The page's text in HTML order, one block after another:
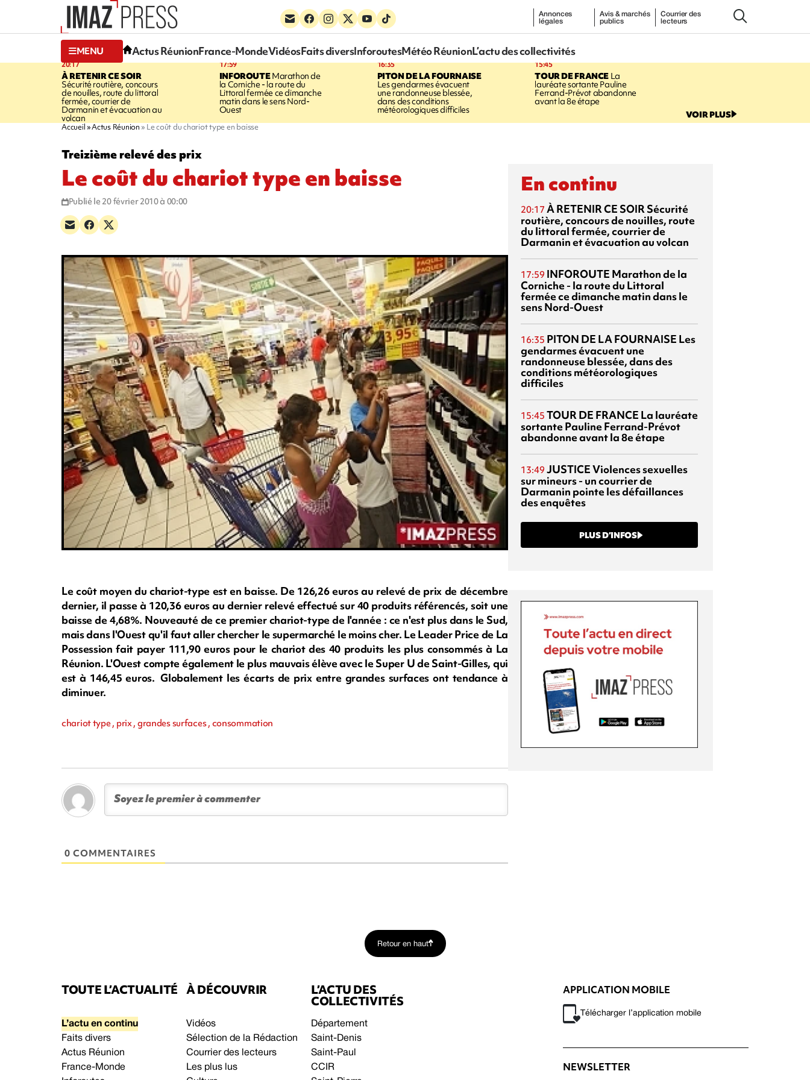
Annonces
légales
Avis & marchés
publics
Courrier des
lecteurs
MENU Actus RéunionFrance-MondeVidéosFaits diversInforoutesMétéo RéunionL’actu des collectivités
20:17
À RETENIR CE SOIR
Sécurité routière, concours
de nouilles, route du littoral
fermée, courrier de
Darmanin et évacuation au
volcan
17:59
INFOROUTEMarathon de
la Corniche - la route du
Littoral fermée ce dimanche
matin dans le sens Nord-
Ouest
16:35
PITON DE LA FOURNAISE
Les gendarmes évacuent
une randonneuse blessée,
dans des conditions
météorologiques difficiles
15:45
TOUR DE FRANCELa
lauréate sortante Pauline
Ferrand-Prévot abandonne
avant la 8e étape
VOIR PLUS
Accueil Actus Réunion Le coût du chariot type en baisse
Treizième relevé des prix
Le coût du chariot type en baisse
Publié le 20 février 2010 à 00:00
Le coût moyen du chariot-type est en baisse. De 126,26 euros au relevé de prix de décembre
dernier, il passe à 120,36 euros au dernier relevé effectué sur 40 produits référencés, soit une
baisse de 4,68%. Nouveauté de ce premier chariot-type de l'année : ce n'est plus dans le Sud,
mais dans l'Ouest qu'il faut aller chercher le supermarché le moins cher. Le Leader Price de La
Possession fait payer 111,90 euros pour le chariot des 40 produits les plus consommés à La
Réunion. L'Ouest compte également le plus mauvais élève avec le Super U de Saint-Gilles, qui
est à 146,45 euros. Globalement les écarts de prix entre grandes surfaces ont tendance à
diminuer.
chariot type , prix , grandes surfaces , consommation
0 COMMENTAIRES
En continu
20:17 À RETENIR CE SOIR Sécurité
routière, concours de nouilles, route
du littoral fermée, courrier de
Darmanin et évacuation au volcan
17:59 INFOROUTE Marathon de la
Corniche - la route du Littoral
fermée ce dimanche matin dans le
sens Nord-Ouest
16:35 PITON DE LA FOURNAISE Les
gendarmes évacuent une
randonneuse blessée, dans des
conditions météorologiques
difficiles
15:45 TOUR DE FRANCE La lauréate
sortante Pauline Ferrand-Prévot
abandonne avant la 8e étape
13:49 JUSTICEViolences sexuelles
sur mineurs - un courrier de
Darmanin pointe les défaillances
des enquêtes
PLUS D’INFOS
Retour en haut
TOUTE L’ACTUALITÉ
L’actu en continu
Faits divers
Actus Réunion
France-Monde
À DÉCOUVRIR
Vidéos
Sélection de la Rédaction
Courrier des lecteurs
Les plus lus
L’ACTU DES
COLLECTIVITÉS
Département
Saint-Denis
Saint-Paul
CCIR
APPLICATION MOBILE
Télécharger l’application mobile
NEWSLETTER